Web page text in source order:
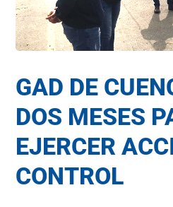
GAD DE
DOS MESES
EJERCER
CONTROL